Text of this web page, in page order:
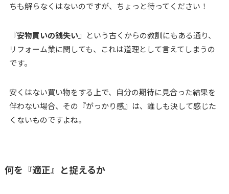
ちも解らなくはないのですが、ちょっと待ってください！
『安物買いの銭失い』という古くからの教訓にもある通り、
リフォーム業に関しても、これは道理として言えてしまうの
です。
安くはない買い物をする上で、自分の期待に見合った結果を
伴わない場合、その『がっかり感』は、誰しも決して感じた
くないものですよね。
何を『適正』と捉えるか